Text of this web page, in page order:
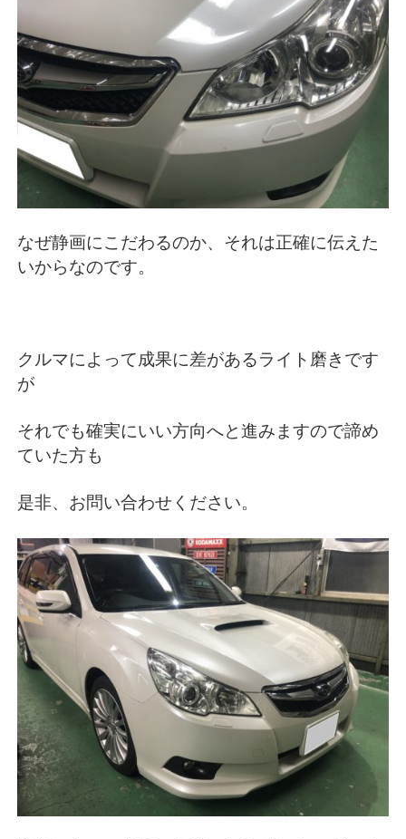
なぜ静画にこだわるのか、それは正確に伝えた
いからなのです。
クルマによって成果に差があるライト磨きです
が
それでも確実にいい方向へと進みますので諦め
ていた方も
是非、お問い合わせください。